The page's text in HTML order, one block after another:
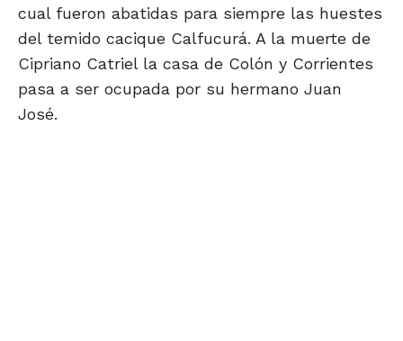
cual fueron abatidas para siempre las huestes
del temido cacique Calfucurá. A la muerte de
Cipriano Catriel la casa de Colón y Corrientes
pasa a ser ocupada por su hermano Juan
José.